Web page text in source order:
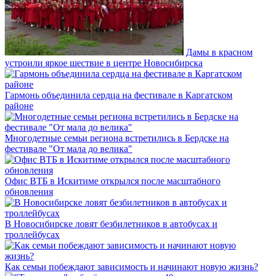
Дамы в красном
устроили яркое шествие в центре Новосибирска
Гармонь объединила сердца на фестивале в Каргатском
районе
Многодетные семьи региона встретились в Бердске на
фестивале "От мала до велика"
Офис ВТБ в Искитиме открылся после масштабного
обновления
В Новосибирске ловят безбилетников в автобусах и
троллейбусах
Как семьи побеждают зависимость и начинают новую жизнь?